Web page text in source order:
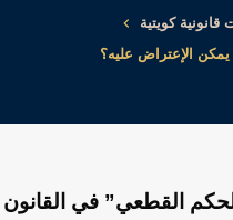
قانونية كويتية
الإعتراض عليه؟
القطعي” في القانون